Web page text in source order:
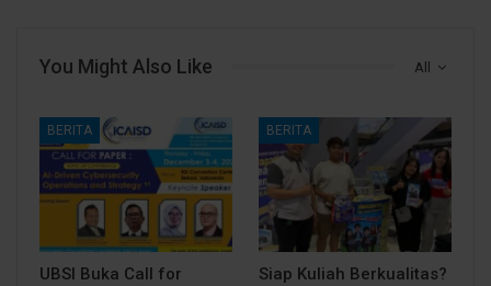
All
You Might Also Like
BERITA
UBSI Buka Call for
BERITA
Siap Kuliah Berkualitas?